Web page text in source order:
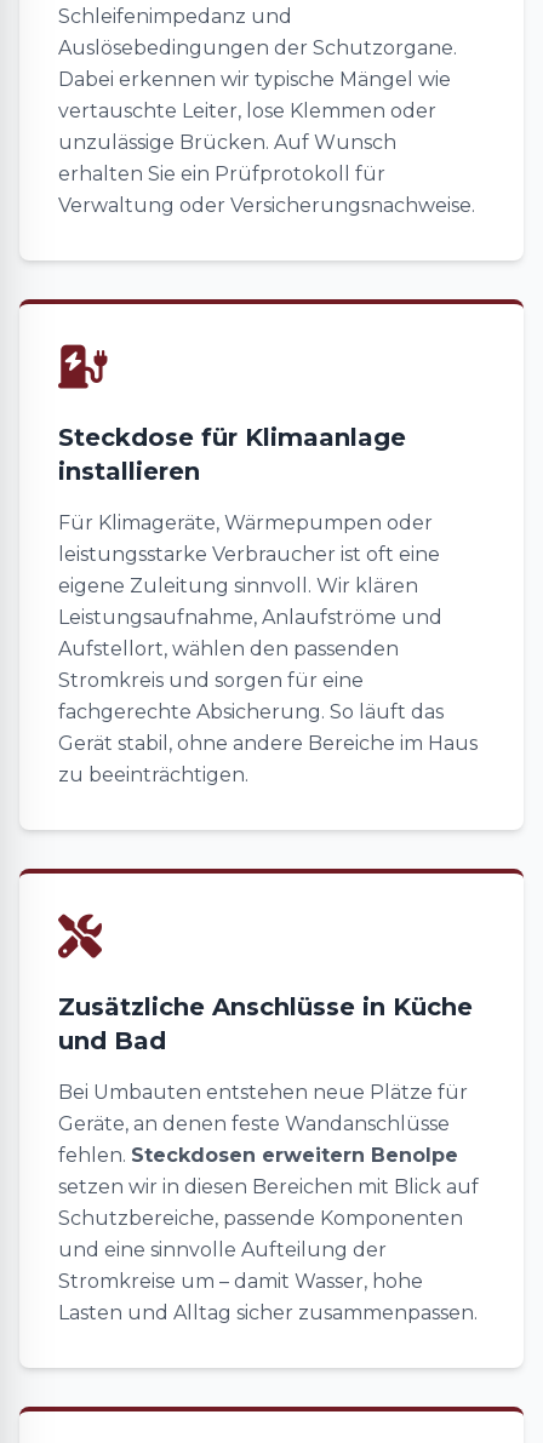
Schleifenimpedanz und
Auslösebedingungen der Schutzorgane.
Dabei erkennen wir typische Mängel wie
vertauschte Leiter, lose Klemmen oder
unzulässige Brücken. Auf Wunsch
erhalten Sie ein Prüfprotokoll für
Verwaltung oder Versicherungsnachweise.
Steckdose für Klimaanlage
installieren
Für Klimageräte, Wärmepumpen oder
leistungsstarke Verbraucher ist oft eine
eigene Zuleitung sinnvoll. Wir klären
Leistungsaufnahme, Anlaufströme und
Aufstellort, wählen den passenden
Stromkreis und sorgen für eine
fachgerechte Absicherung. So läuft das
Gerät stabil, ohne andere Bereiche im Haus
zu beeinträchtigen.
Zusätzliche Anschlüsse in Küche
und Bad
Bei Umbauten entstehen neue Plätze für
Geräte, an denen feste Wandanschlüsse
fehlen. Steckdosen erweitern Benolpe
setzen wir in diesen Bereichen mit Blick auf
Schutzbereiche, passende Komponenten
und eine sinnvolle Aufteilung der
Stromkreise um – damit Wasser, hohe
Lasten und Alltag sicher zusammenpassen.